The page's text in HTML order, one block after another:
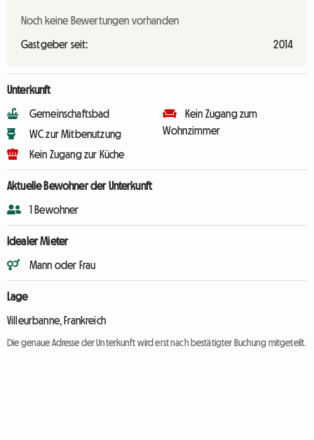
Noch keine Bewertungen vorhanden
Gastgeber seit: 2014
Unterkunft
Gemeinschaftsbad
WC zur Mitbenutzung
Kein Zugang zur Küche
Kein Zugang zum
Wohnzimmer
Aktuelle Bewohner der Unterkunft
1 Bewohner
Idealer Mieter
Mann oder Frau
Lage
Villeurbanne, Frankreich
Die genaue Adresse der Unterkunft wird erst nach bestätigter Buchung mitgeteilt.